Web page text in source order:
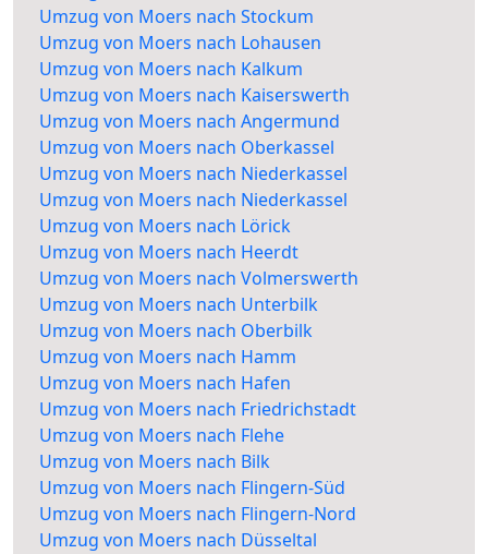
Umzug von Moers nach Stockum
Umzug von Moers nach Lohausen
Umzug von Moers nach Kalkum
Umzug von Moers nach Kaiserswerth
Umzug von Moers nach Angermund
Umzug von Moers nach Oberkassel
Umzug von Moers nach Niederkassel
Umzug von Moers nach Niederkassel
Umzug von Moers nach Lörick
Umzug von Moers nach Heerdt
Umzug von Moers nach Volmerswerth
Umzug von Moers nach Unterbilk
Umzug von Moers nach Oberbilk
Umzug von Moers nach Hamm
Umzug von Moers nach Hafen
Umzug von Moers nach Friedrichstadt
Umzug von Moers nach Flehe
Umzug von Moers nach Bilk
Umzug von Moers nach Flingern-Süd
Umzug von Moers nach Flingern-Nord
Umzug von Moers nach Düsseltal